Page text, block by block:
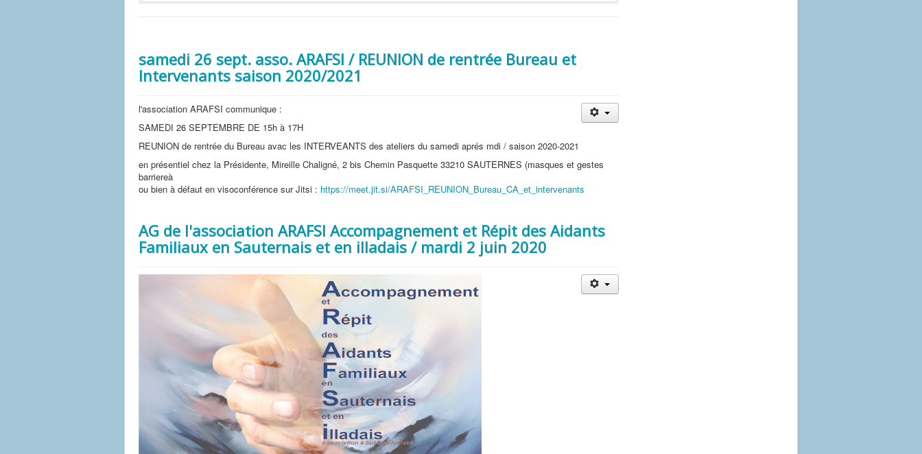
samedi 26 sept. asso. ARAFSI / REUNION de rentrée Bureau et
Intervenants saison 2020/2021
l'association ARAFSI communique :
SAMEDI 26 SEPTEMBRE DE 15h à 17H
REUNION de rentrée du Bureau avac les INTERVEANTS des ateliers du samedi aprés mdi / saison 2020-2021
en présentiel chez la Présidente, Mireille Chaligné, 2 bis Chemin Pasquette 33210 SAUTERNES (masques et gestes
barriereà
ou bien à défaut en visoconférence sur Jitsi : https://meet.jit.si/ARAFSI_REUNION_Bureau_CA_et_intervenants
AG de l'association ARAFSI Accompagnement et Répit des Aidants
Familiaux en Sauternais et en illadais / mardi 2 juin 2020